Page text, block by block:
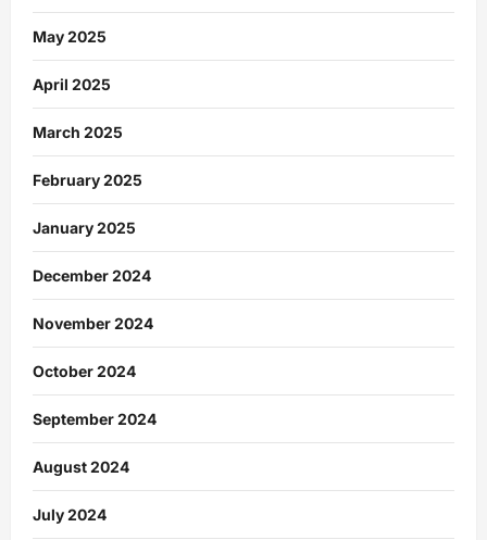
May 2025
April 2025
March 2025
February 2025
January 2025
December 2024
November 2024
October 2024
September 2024
August 2024
July 2024